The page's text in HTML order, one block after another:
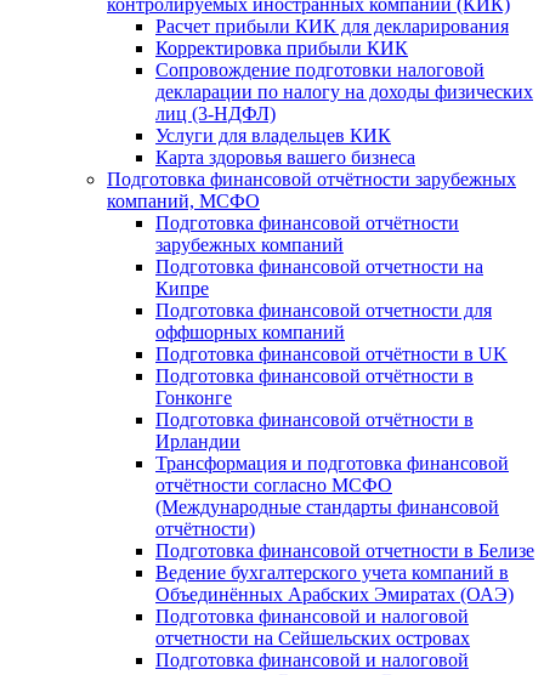
контролируемых иностранных компаний (КИК)
Расчет прибыли КИК для декларирования
Корректировка прибыли КИК
Сопровождение подготовки налоговой
декларации по налогу на доходы физических
лиц (3-НДФЛ)
Услуги для владельцев КИК
Карта здоровья вашего бизнеса
Подготовка финансовой отчётности зарубежных
компаний, МСФО
Подготовка финансовой отчётности
зарубежных компаний
Подготовка финансовой отчетности на
Кипре
Подготовка финансовой отчетности для
оффшорных компаний
Подготовка финансовой отчётности в UK
Подготовка финансовой отчётности в
Гонконге
Подготовка финансовой отчётности в
Ирландии
Трансформация и подготовка финансовой
отчётности согласно МСФО
(Международные стандарты финансовой
отчётности)
Подготовка финансовой отчетности в Белизе
Ведение бухгалтерского учета компаний в
Объединённых Арабских Эмиратах (ОАЭ)
Подготовка финансовой и налоговой
отчетности на Сейшельских островах
Подготовка финансовой и налоговой